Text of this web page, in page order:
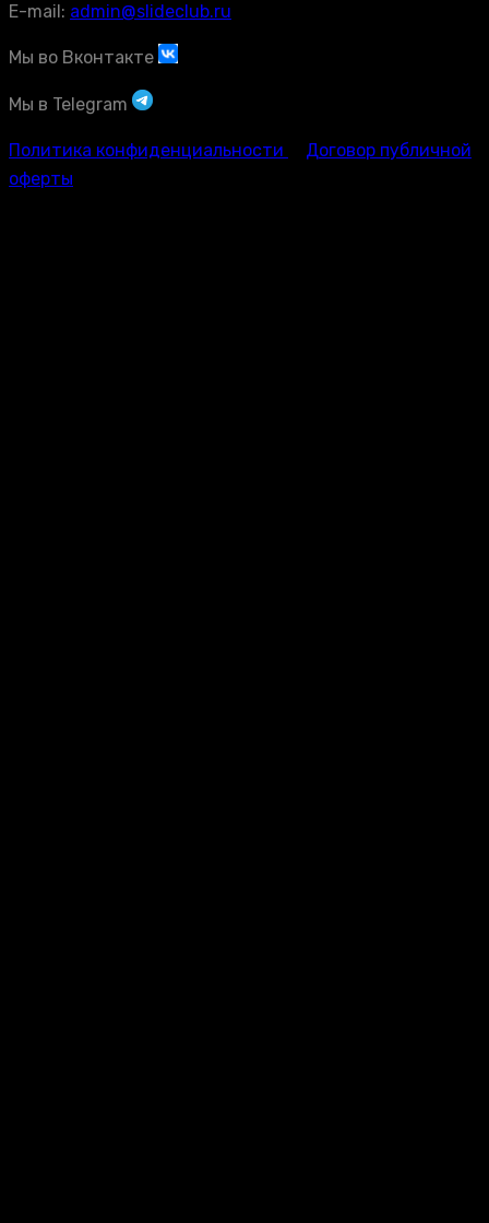
E-mail: admin@slideclub.ru
Мы во Вконтакте
Мы в Telegram
Политика конфиденциальности
Договор публичной
оферты